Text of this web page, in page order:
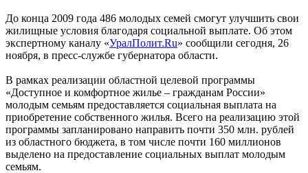
До конца 2009 года 486 молодых семей смогут улучшить свои
жилищные условия благодаря социальной выплате. Об этом
экспертному каналу «УралПолит.Ru» сообщили сегодня, 26
ноября, в пресс-службе губернатора области.
В рамках реализации областной целевой программы
«Доступное и комфортное жилье – гражданам России»
молодым семьям предоставляется социальная выплата на
приобретение собственного жилья. Всего на реализацию этой
программы запланировано направить почти 350 млн. рублей
из областного бюджета, в том числе почти 160 миллионов
выделено на предоставление социальных выплат молодым
семьям.